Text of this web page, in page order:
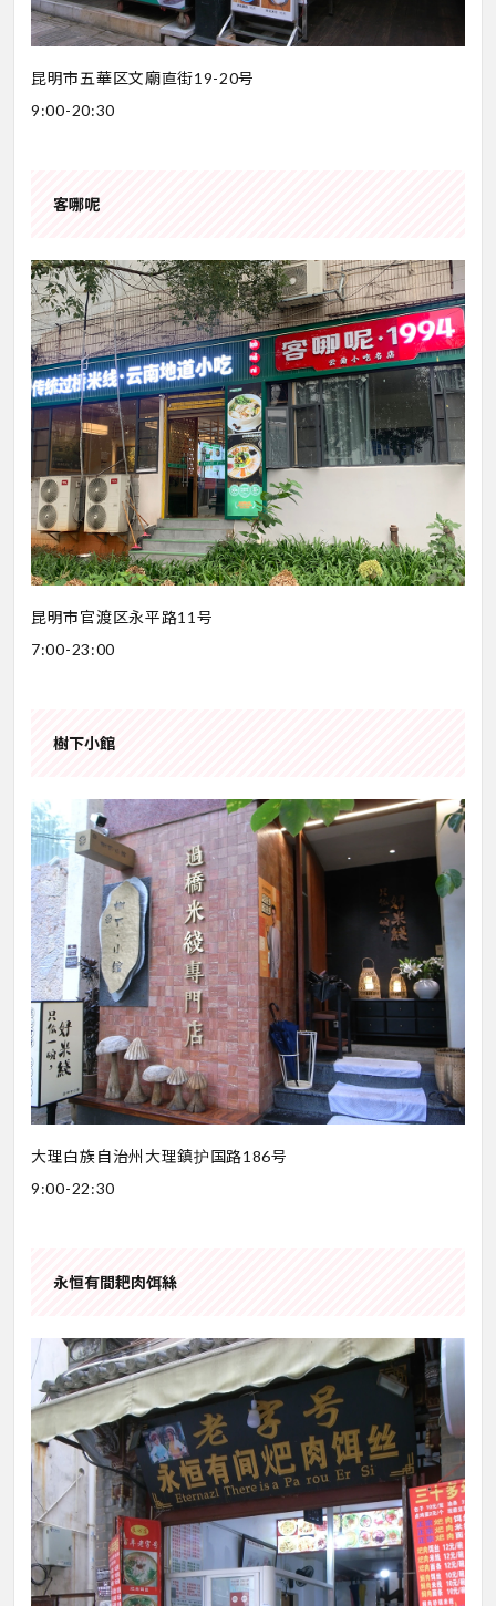
昆明市五華区文廟直街19-20号
9:00-20:30
客哪呢
昆明市官渡区永平路11号
7:00-23:00
樹下小館
大理白族自治州大理鎮护国路186号
9:00-22:30
永恒有間耙肉饵絲